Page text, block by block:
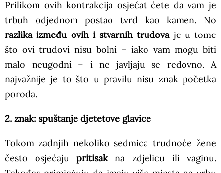
Prilikom ovih kontrakcija osjećat ćete da vam je
trbuh odjednom postao tvrd kao kamen. No
razlika između ovih i stvarnih trudovaje u tome
što ovi trudovi nisu bolni – iako vam mogu biti
malo neugodni – i ne javljaju se redovno. A
najvažnije je to što u pravilu nisu znak početka
poroda.
2. znak: spuštanje djetetove glavice
Tokom zadnjih nekoliko sedmica trudnoće žene
često osjećaju pritisakna zdjelicu ili vaginu.